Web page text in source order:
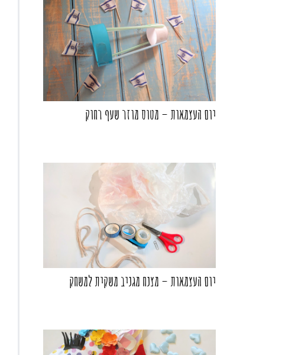
יום העצמאות – מטוס מוזר שעף רחוק
יום העצמאות – מצנח מגניב משקית למשחק